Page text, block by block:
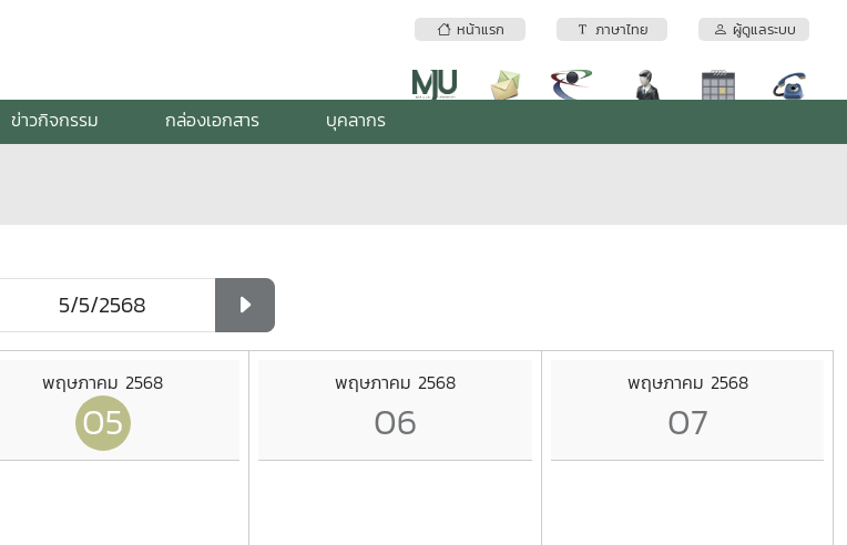
หน้าแรก ภาษาไทย ผู้ดูแลระบบ
ข่าวกิจกรรม กล่องเอกสาร บุคลากร
พฤษภาคม 2568
05
พฤษภาคม 2568
06
พฤษภาคม 2568
07